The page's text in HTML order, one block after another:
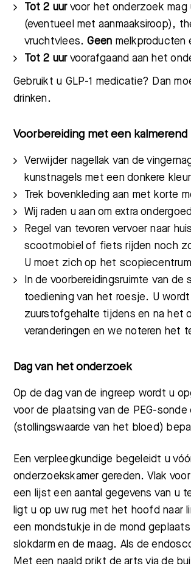
Tot 2 uur voor het onderzoek mag
(eventueel met aanmaaksiroop),
vruchtvlees. Geen melkproducten
Tot 2 uur voorafgaand aan het
Gebruikt u GLP-1 medicatie? Dan
drinken.
Voorbereiding met een kalmerend
Verwijder nagellak van de
kunstnagels met een donkere
Trek bovenkleding aan met korte
Wij raden u aan om extra
Regel van tevoren vervoer naar
scootmobiel of fiets rijden noch
U moet zich op het scopiecentrum
In de voorbereidingsruimte van de
toediening van het roesje. U
zuurstofgehalte tijdens en na het
veranderingen en we noteren het
Dag van het onderzoek
Op de dag van de ingreep wordt u
voor de plaatsing van de PEG-
(stollingswaarde van het bloed)
Een verpleegkundige begeleidt u
onderzoekskamer gereden. Vlak
een lijst een aantal gegevens van u
ligt u op uw rug met het hoofd naar
een mondstukje in de mond
slokdarm en de maag. Als de
Met een naald prikt de arts via de